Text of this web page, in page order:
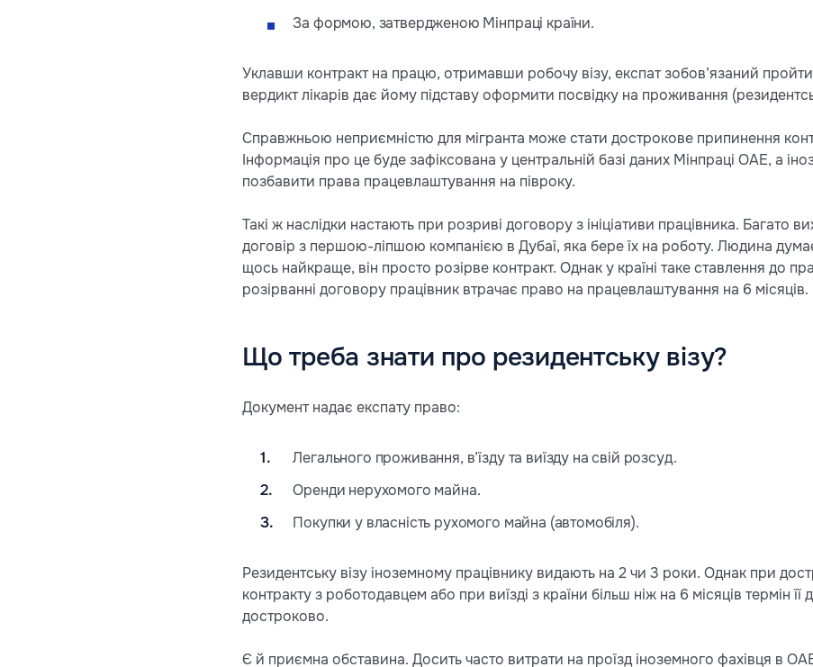
За формою, затвердженою Мінпраці країни.
Уклавши контракт на працю, отримавши робочу візу, експат зобов’язаний
вердикт лікарів дає йому підставу оформити посвідку на проживання
Справжньою неприємністю для мігранта може стати дострокове припинення
Інформація про це буде зафіксована у центральній базі даних Мінпраці ОАЕ, а
позбавити права працевлаштування на півроку.
Такі ж наслідки настають при розриві договору з ініціативи працівника. Багато
договір з першою-ліпшою компанією в Дубаї, яка бере їх на роботу. Людина
щось найкраще, він просто розірве контракт. Однак у країні таке ставлення до
розірванні договору працівник втрачає право на працевлаштування на 6 місяців.
Що треба знати про резидентську візу?
Документ надає експату право:
Легального проживання, в’їзду та виїзду на свій розсуд.
Оренди нерухомого майна.
Покупки у власність рухомого майна (автомобіля).
Резидентську візу іноземному працівнику видають на 2 чи 3 роки. Однак при
контракту з роботодавцем або при виїзді з країни більш ніж на 6 місяців термін
достроково.
Є й приємна обставина. Досить часто витрати на проїзд іноземного фахівця в